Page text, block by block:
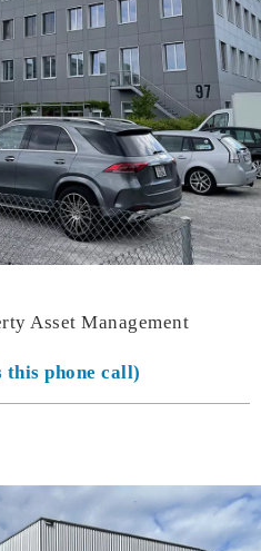
Asset Management